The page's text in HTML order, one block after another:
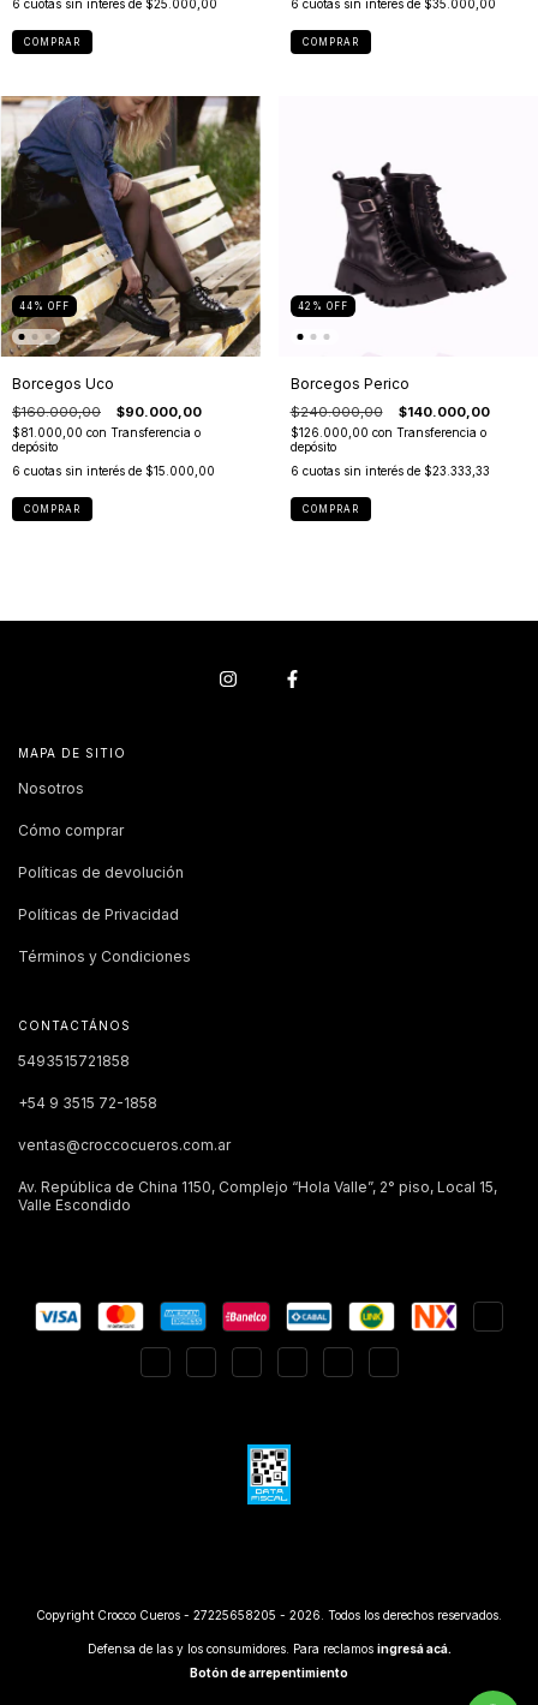
6 cuotas sin interés de $25.000,00
COMPRAR
6 cuotas sin interés de $35.000,00
COMPRAR
44 % OFF
Borcegos Uco
$160.000,00 $90.000,00
$81.000,00 con Transferencia o
depósito
6 cuotas sin interés de $15.000,00
COMPRAR
42 % OFF
Borcegos Perico
$240.000,00 $140.000,00
$126.000,00 con Transferencia o
depósito
6 cuotas sin interés de $23.333,33
COMPRAR
MAPA DE SITIO
Nosotros
Cómo comprar
Políticas de devolución
Políticas de Privacidad
Términos y Condiciones
CONTACTÁNOS
5493515721858
+54 9 3515 72-1858
ventas@croccocueros.com.ar
Av. República de China 1150, Complejo “Hola Valle”, 2° piso, Local 15,
Valle Escondido
Copyright Crocco Cueros - 27225658205 - 2026. Todos los derechos reservados.
Defensa de las y los consumidores. Para reclamos ingresá acá.
Botón de arrepentimiento